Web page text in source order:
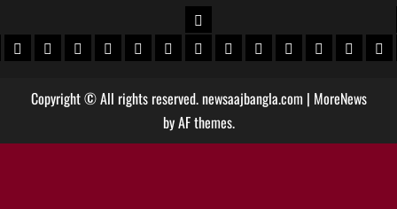
খবর
খবর
পুরুলিয়া খবর
বাঁকুড়া খবরপশ্চিম বর্ধমান খবর
পূর্ব বর্ধমান খবর
বীরভূম খবরমুর্শিদাবাদ খবর
উত্তরবঙ্গ
কোচবিহার নিউজ
আলিপুরদুয়ার খবর
জলপাইগুড়ি খবর
শিলিগুড়ি খবর
উত্তরদক্ষিণ
Copyright © All rights reserved. newsaajbangla.com | MoreNews
by AF themes.